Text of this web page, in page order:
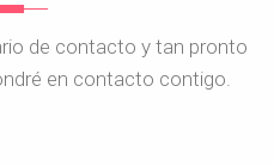
de contacto y tan pronto
en contacto contigo.